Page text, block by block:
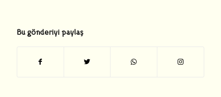
Bu gönderiyi paylaş